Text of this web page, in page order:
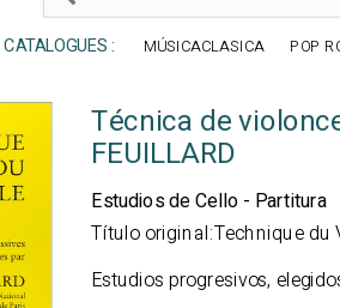
CATALOGUES : MÚSICACLASICA POP
Técnica de
FEUILLARD
Estudios de Cello - Partitura
Título original:Technique du
Estudios progresivos,